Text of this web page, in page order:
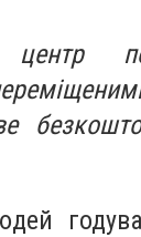
центр